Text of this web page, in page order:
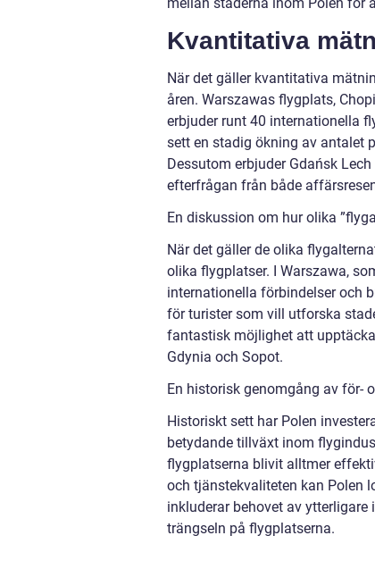
mellan städerna inom Polen för
Kvantitativa
När det gäller kvantitativa
åren. Warszawas flygplats,
erbjuder runt 40 internationella
sett en stadig ökning av antalet
Dessutom erbjuder Gdańsk
efterfrågan från både
En diskussion om hur olika
När det gäller de olika
olika flygplatser. I Warszawa,
internationella förbindelser och
för turister som vill utforska
fantastisk möjlighet att
Gdynia och Sopot.
En historisk genomgång av för-
Historiskt sett har Polen
betydande tillväxt inom
flygplatserna blivit alltmer
och tjänstekvaliteten kan Polen
inkluderar behovet av
trängseln på flygplatserna.